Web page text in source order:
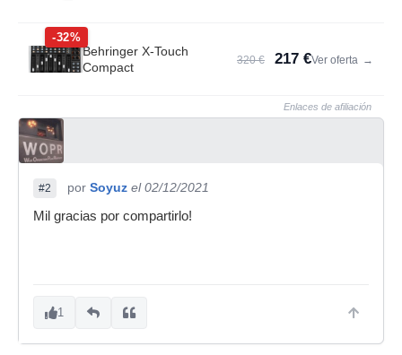
-32%
Behringer X-Touch
Compact
320 € 217 €Ver oferta →
Enlaces de afiliación
#2 por Soyuz el 02/12/2021
Mil gracias por compartirlo!
1